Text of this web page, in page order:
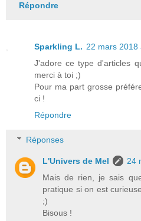
Répondre
Sparkling L. 22 mars 2018
J'adore ce type d'articles
merci à toi ;)
Pour ma part grosse
ci !
Répondre
Réponses
L'Univers de Mel
24
Mais de rien, je sais
pratique si on est
;)
Bisous !